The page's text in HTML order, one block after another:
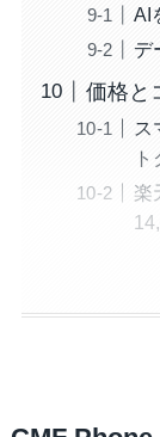
AI
デ
価格と
ス
ト
楽